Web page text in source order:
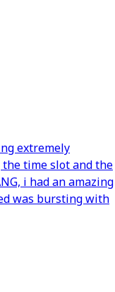
extremely
time slot and the
i had an amazing
was bursting with